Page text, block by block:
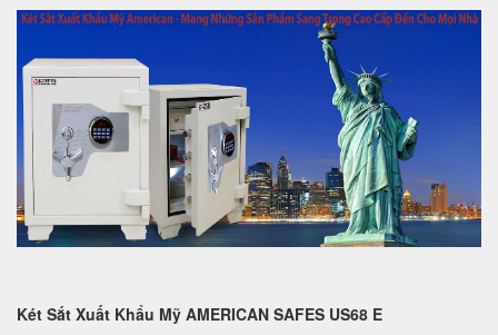
Két Sắt Xuất Khẩu Mỹ AMERICAN SAFES US68 E